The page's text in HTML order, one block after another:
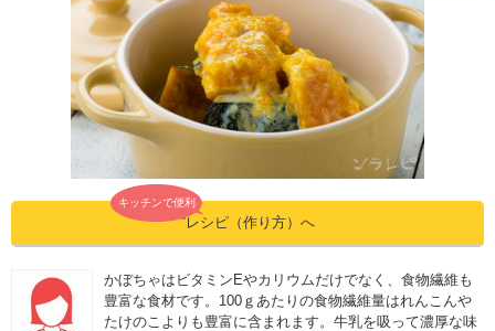
キッチンで便利
”レシピ（作り方）へ
かぼちゃはビタミンEやカリウムだけでなく、食物繊維も
豊富な食材です。100ｇあたりの食物繊維量はれんこんや
たけのこよりも豊富に含まれます。牛乳を吸って濃厚な味